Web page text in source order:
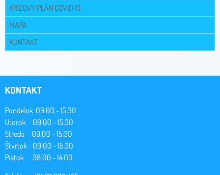
KRÍZOVÝ PLÁN COVID 19
MAPA
KONTAKT
KONTAKT
Pondelok 09:00 - 15:30
Utorok 09:00 - 15:30
Streda 09:00 - 15:30
Štvrtok 09:00 - 15:30
Piatok 08:00 - 14:00